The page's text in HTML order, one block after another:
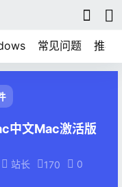
常见问题 推荐
中文Mac激活版
站长 170 0